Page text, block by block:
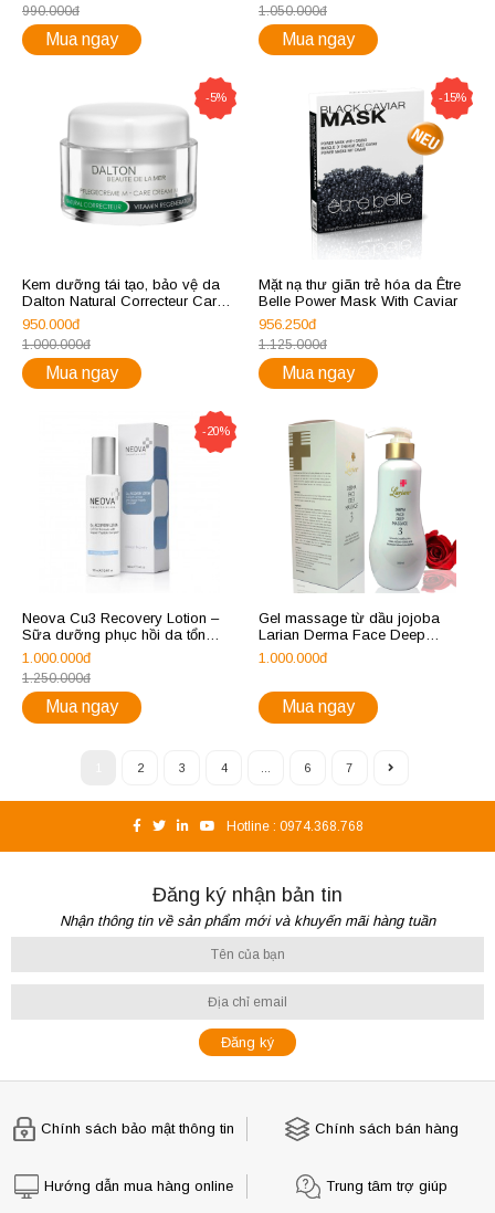
990.000đ
Mua ngay
1.050.000đ
Mua ngay
-5%
Kem dưỡng tái tạo, bảo vệ da
Dalton Natural Correcteur Care
Cream M
950.000đ
1.000.000đ
Mua ngay
-15%
Mặt nạ thư giãn trẻ hóa da Être
Belle Power Mask With Caviar
956.250đ
1.125.000đ
Mua ngay
-20%
Neova Cu3 Recovery Lotion –
Sữa dưỡng phục hồi da tổn
thương
1.000.000đ
1.250.000đ
Mua ngay
Gel massage từ dầu jojoba
Larian Derma Face Deep
Massage Gel
1.000.000đ
Mua ngay
2 3 4 6 7
Hotline : 0974.368.768
Đăng ký nhận bản tin
Nhận thông tin về sản phẩm mới và khuyến mãi hàng tuần
Chính sách bảo mật thông tin Chính sách bán hàng
Hướng dẫn mua hàng online Trung tâm trợ giúp